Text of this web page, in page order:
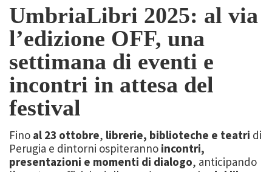
UmbriaLibri 2025: al via
l’edizione OFF, una
settimana di eventi e
incontri in attesa del
festival
Fino al 23 ottobre, librerie, biblioteche e teatri di
Perugia e dintorni ospiteranno incontri,
presentazioni e momenti di dialogo, anticipando